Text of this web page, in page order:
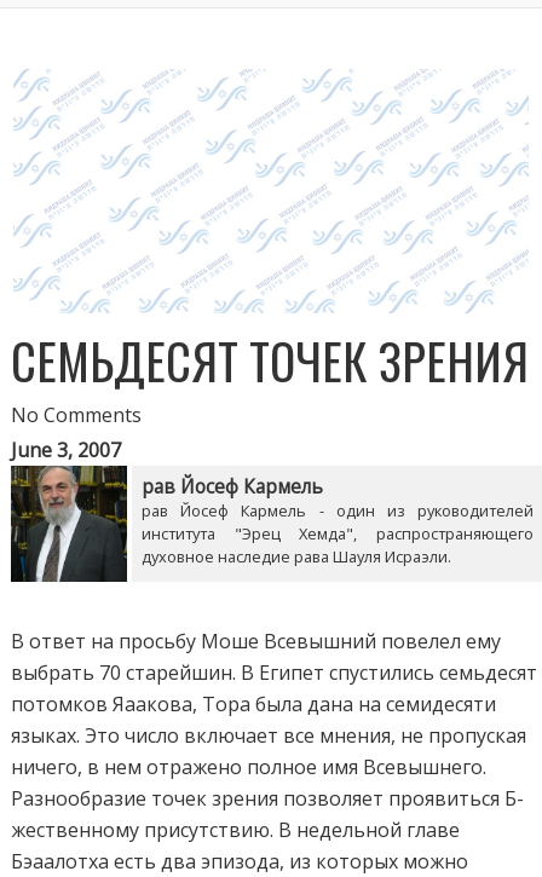
СЕМЬДЕСЯТ ТОЧЕК ЗРЕНИЯ
No Comments
June 3, 2007
рав Йосеф Кармель
рав Йосеф Кармель - один из руководителей
института "Эрец Хемда", распространяющего
духовное наследие рава Шауля Исраэли.
В ответ на просьбу Моше Всевышний повелел ему
выбрать 70 старейшин. В Египет спустились семьдесят
потомков Яаакова, Тора была дана на семидесяти
языках. Это число включает все мнения, не пропуская
ничего, в нем отражено полное имя Всевышнего.
Разнообразие точек зрения позволяет проявиться Б-
жественному присутствию. В недельной главе
Бэаалотха есть два эпизода, из которых можно